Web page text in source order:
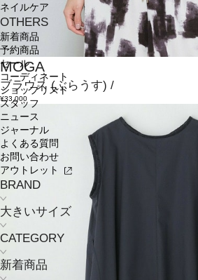
ネイルケア
OTHERS
新着商品
予約商品
セール
コーディネート
ショップリスト
スタッフ
ニュース
ジャーナル
よくある質問
お問い合わせ
アウトレット
BRAND
大きいサイズ
CATEGORY
新着商品
MOGA
ブラウス(ぶらうす) /
¥33,000